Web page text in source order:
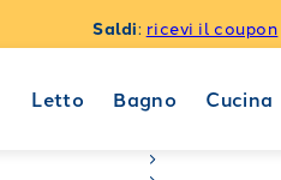
Saldi: ricevi il coupon
Letto Bagno Cucina